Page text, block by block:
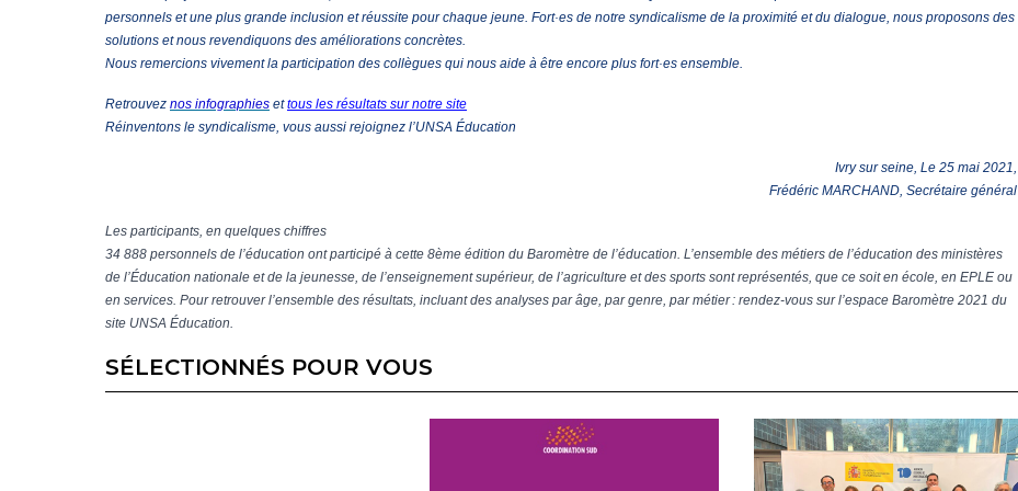
personnels et une plus grande inclusion et réussite pour chaque jeune. Fort·es de notre syndicalisme de la proximité et du dialogue, nous proposons des
solutions et nous revendiquons des améliorations concrètes.
Nous remercions vivement la participation des collègues qui nous aide à être encore plus fort·es ensemble.
Retrouvez nos infographies ettous les résultats sur notre site
Réinventons le syndicalisme, vous aussi rejoignez l’UNSA Éducation
Ivry sur seine, Le 25 mai 2021,
Frédéric MARCHAND, Secrétaire général
Les participants, en quelques chiffres
34 888 personnels de l’éducation ont participé à cette 8ème édition du Baromètre de l’éducation. L’ensemble des métiers de l’éducation des ministères
de l’Éducation nationale et de la jeunesse, de l’enseignement supérieur, de l’agriculture et des sports sont représentés, que ce soit en école, en EPLE ou
en services. Pour retrouver l’ensemble des résultats, incluant des analyses par âge, par genre, par métier : rendez-vous sur l’espace Baromètre 2021 du
site UNSA Éducation.
SÉLECTIONNÉS POUR VOUS